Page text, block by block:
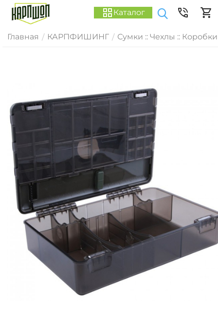
Каталог
Главная / КАРПФИШИНГ / Сумки :: Чехлы :: Коробки